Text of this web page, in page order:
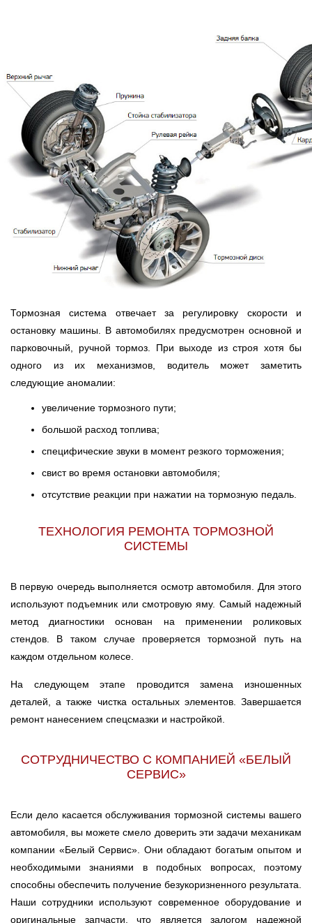
Тормозная система отвечает за регулировку скорости и
остановку машины. В автомобилях предусмотрен основной и
парковочный, ручной тормоз. При выходе из строя хотя бы
одного из их механизмов, водитель может заметить
следующие аномалии:
увеличение тормозного пути;
большой расход топлива;
специфические звуки в момент резкого торможения;
свист во время остановки автомобиля;
отсутствие реакции при нажатии на тормозную педаль.
ТЕХНОЛОГИЯ РЕМОНТА ТОРМОЗНОЙ
СИСТЕМЫ
В первую очередь выполняется осмотр автомобиля. Для этого
используют подъемник или смотровую яму. Самый надежный
метод диагностики основан на применении роликовых
стендов. В таком случае проверяется тормозной путь на
каждом отдельном колесе.
На следующем этапе проводится замена изношенных
деталей, а также чистка остальных элементов. Завершается
ремонт нанесением спецсмазки и настройкой.
СОТРУДНИЧЕСТВО С КОМПАНИЕЙ «БЕЛЫЙ
СЕРВИС»
Если дело касается обслуживания тормозной системы вашего
автомобиля, вы можете смело доверить эти задачи механикам
компании «Белый Сервис». Они обладают богатым опытом и
необходимыми знаниями в подобных вопросах, поэтому
способны обеспечить получение безукоризненного результата.
Наши сотрудники используют современное оборудование и
оригинальные запчасти, что является залогом надежной